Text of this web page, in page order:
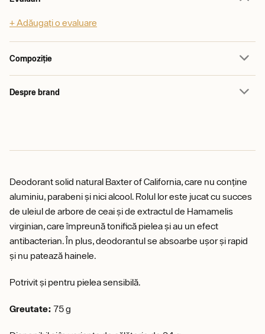
+ Adăugați o evaluare
Compoziție
Despre brand
Deodorant solid natural Baxter of California, care nu conține
aluminiu, parabeni și nici alcool. Rolul lor este jucat cu succes
de uleiul de arbore de ceai și de extractul de Hamamelis
virginian, care împreună tonifică pielea și au un efect
antibacterian. În plus, deodorantul se absoarbe ușor și rapid
și nu patează hainele.
Potrivit și pentru pielea sensibilă.
Greutate: 75 g